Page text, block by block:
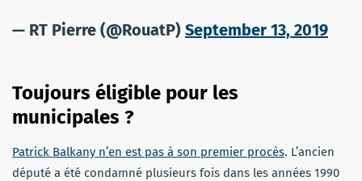
— RT Pierre (@RouatP) September 13, 2019
Toujours éligible pour les
municipales ?
Patrick Balkany n’en est pas à son premier procès. L’ancien
député a été condamné plusieurs fois dans les années 1990